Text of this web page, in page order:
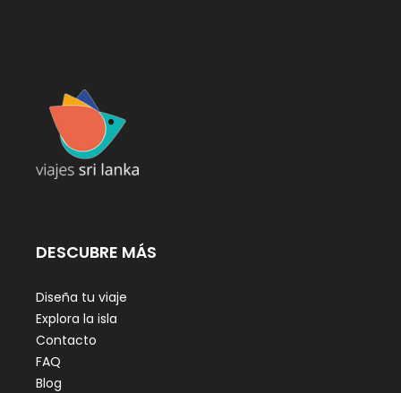
DESCUBRE MÁS
Diseña tu viaje
Explora la isla
Contacto
FAQ
Blog